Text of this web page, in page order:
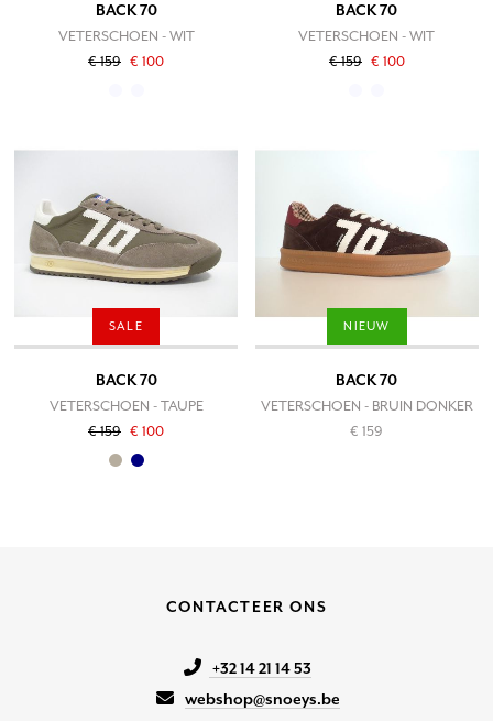
BACK 70
VETERSCHOEN - WIT
€ 159 € 100
BACK 70
VETERSCHOEN - WIT
€ 159 € 100
SALE
BACK 70
VETERSCHOEN - TAUPE
€ 159 € 100
NIEUW
BACK 70
VETERSCHOEN - BRUIN DONKER
€ 159
CONTACTEER ONS
+32 14 21 14 53
webshop@snoeys.be